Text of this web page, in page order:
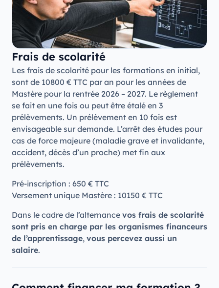
Frais de scolarité
Les frais de scolarité pour les formations en initial,
sont de 10800 € TTC par an pour les années de
Mastère pour la rentrée 2026 – 2027. Le règlement
se fait en une fois ou peut être étalé en 3
prélèvements. Un prélèvement en 10 fois est
envisageable sur demande. L’arrêt des études pour
cas de force majeure (maladie grave et invalidante,
accident, décès d’un proche) met fin aux
prélèvements.
Pré-inscription : 650 € TTC
Versement unique Mastère : 10150 € TTC
Dans le cadre de l’alternance vos frais de scolarité
sont pris en charge par les organismes financeurs
de l’apprentissage, vous percevez aussi un
salaire.